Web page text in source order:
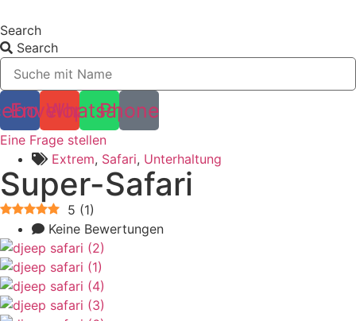
Inhalt
wechseln
Search
Search
Envelope
Whatsapp
Phone
Eine Frage stellen
Extrem, Safari, Unterhaltung
Super-Safari
5 (1)
Keine Bewertungen